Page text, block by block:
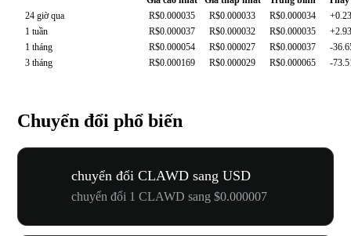
24 giờ qua
R$0.000035 R$0.000033 R$0.000034
1 tuần
R$0.000037 R$0.000032 R$0.000035
1 tháng
R$0.000054 R$0.000027 R$0.000037
-
3 tháng
R$0.000169 R$0.000029 R$0.000065 -
Chuyển đổi phổ biến
chuyển đổi CLAWD sang USD
chuyển đổi 1 CLAWD sang $0.000007